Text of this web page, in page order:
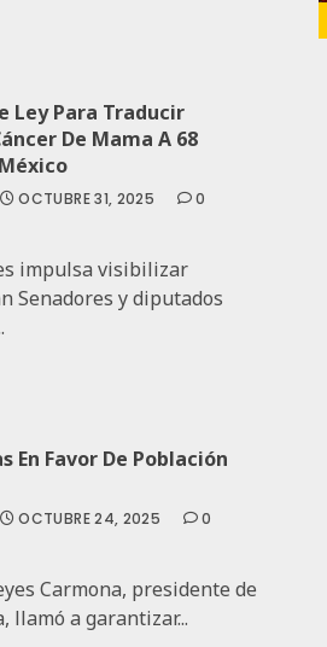
Ley Para Traducir
De Mama A 68
OCTUBRE 31, 2025
0
impulsa visibilizar
Senadores y diputados
En Favor De Población
OCTUBRE 24, 2025
0
Carmona, presidente de
llamó a garantizar...